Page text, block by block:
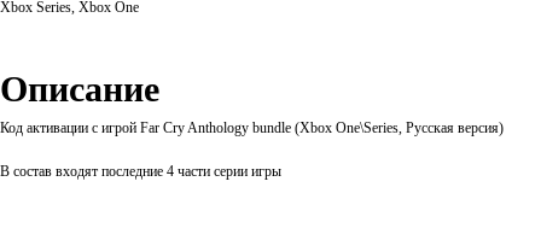
Xbox Series, Xbox One
Описание
Код активации с игрой Far Сry Anthology bundle (Xbox One\Series, Русская версия)
В состав входят последние 4 части серии игры